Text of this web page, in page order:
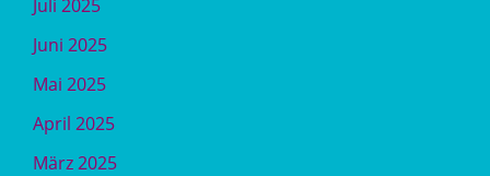
Juli 2025
Juni 2025
Mai 2025
April 2025
März 2025